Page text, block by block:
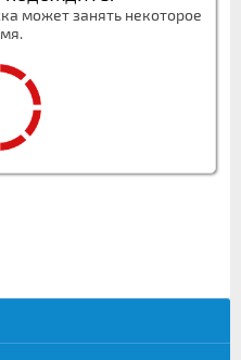
может занять некоторое